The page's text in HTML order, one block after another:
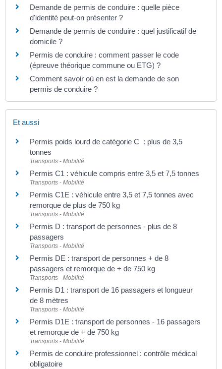
Demande de permis de conduire : quelle pièce
d'identité peut-on présenter ?
Demande de permis de conduire : quel justificatif de
domicile ?
Permis de conduire : comment passer le code
(épreuve théorique commune ou ETG) ?
Comment savoir où en est la demande de son
permis de conduire ?
Et aussi
Permis poids lourd de catégorie C : plus de 3,5
tonnes
Transports - Mobilité
Permis C1 : véhicule compris entre 3,5 et 7,5 tonnes
Transports - Mobilité
Permis C1E : véhicule entre 3,5 et 7,5 tonnes avec
remorque de plus de 750 kg
Transports - Mobilité
Permis D : transport de personnes - plus de 8
passagers
Transports - Mobilité
Permis DE : transport de personnes + de 8
passagers et remorque de + de 750 kg
Transports - Mobilité
Permis D1 : transport de 16 passagers et longueur
de 8 mètres
Transports - Mobilité
Permis D1E : transport de personnes - 16 passagers
et remorque de + de 750 kg
Transports - Mobilité
Permis de conduire professionnel : contrôle médical
obligatoire